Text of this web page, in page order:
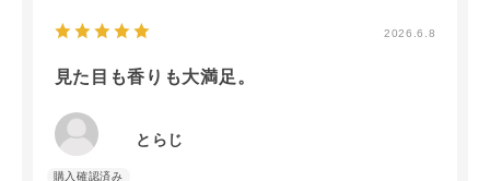
2026.6.8
見た目も香りも大満足。
とらじ